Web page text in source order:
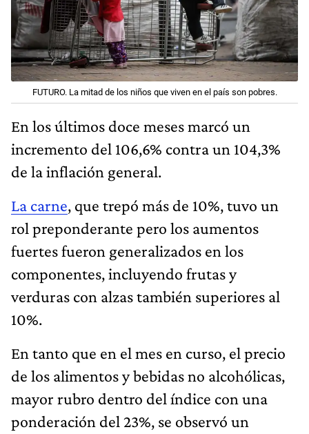
FUTURO. La mitad de los niños que viven en el país son pobres.
En los últimos doce meses marcó un
incremento del 106,6% contra un 104,3%
de la inflación general.
La carne, que trepó más de 10%, tuvo un
rol preponderante pero los aumentos
fuertes fueron generalizados en los
componentes, incluyendo frutas y
verduras con alzas también superiores al
10%.
En tanto que en el mes en curso, el precio
de los alimentos y bebidas no alcohólicas,
mayor rubro dentro del índice con una
ponderación del 23%, se observó un